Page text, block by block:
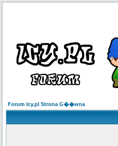
Forum Icy.pl Strona G��wna